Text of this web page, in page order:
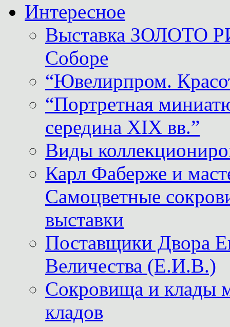
Интересное
Выставка ЗОЛОТО
Соборе
“Ювелирпром.
“Портретная
середина XIX вв.”
Виды
Карл Фаберже и
Самоцветные
выставки
Поставщики
Величества (Е.И.В.)
Сокровища и клады
кладов